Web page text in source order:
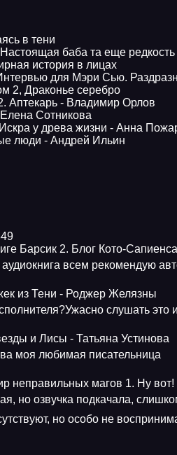
в тени
баба та еще редкость
история в лицах
для Мэри Сью.
2, Драконье серебро
Аптекарь - Владимир Орлов
Сотникова
у древа жизни - Анна
люди - Андрей Ильин
Барсик 2. Блог Кото-
всем рекомендую
из Тени - Роджер Желязны
слушать это
и Лисы - Татьяна Устинова
моя любимая писательница
неправильных магов 1. Ну
но озвучка подкачала,
но особо не